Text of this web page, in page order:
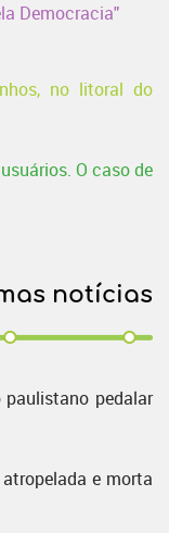
Democracia"
no litoral do
O caso de
notícias
pedalar
e morta